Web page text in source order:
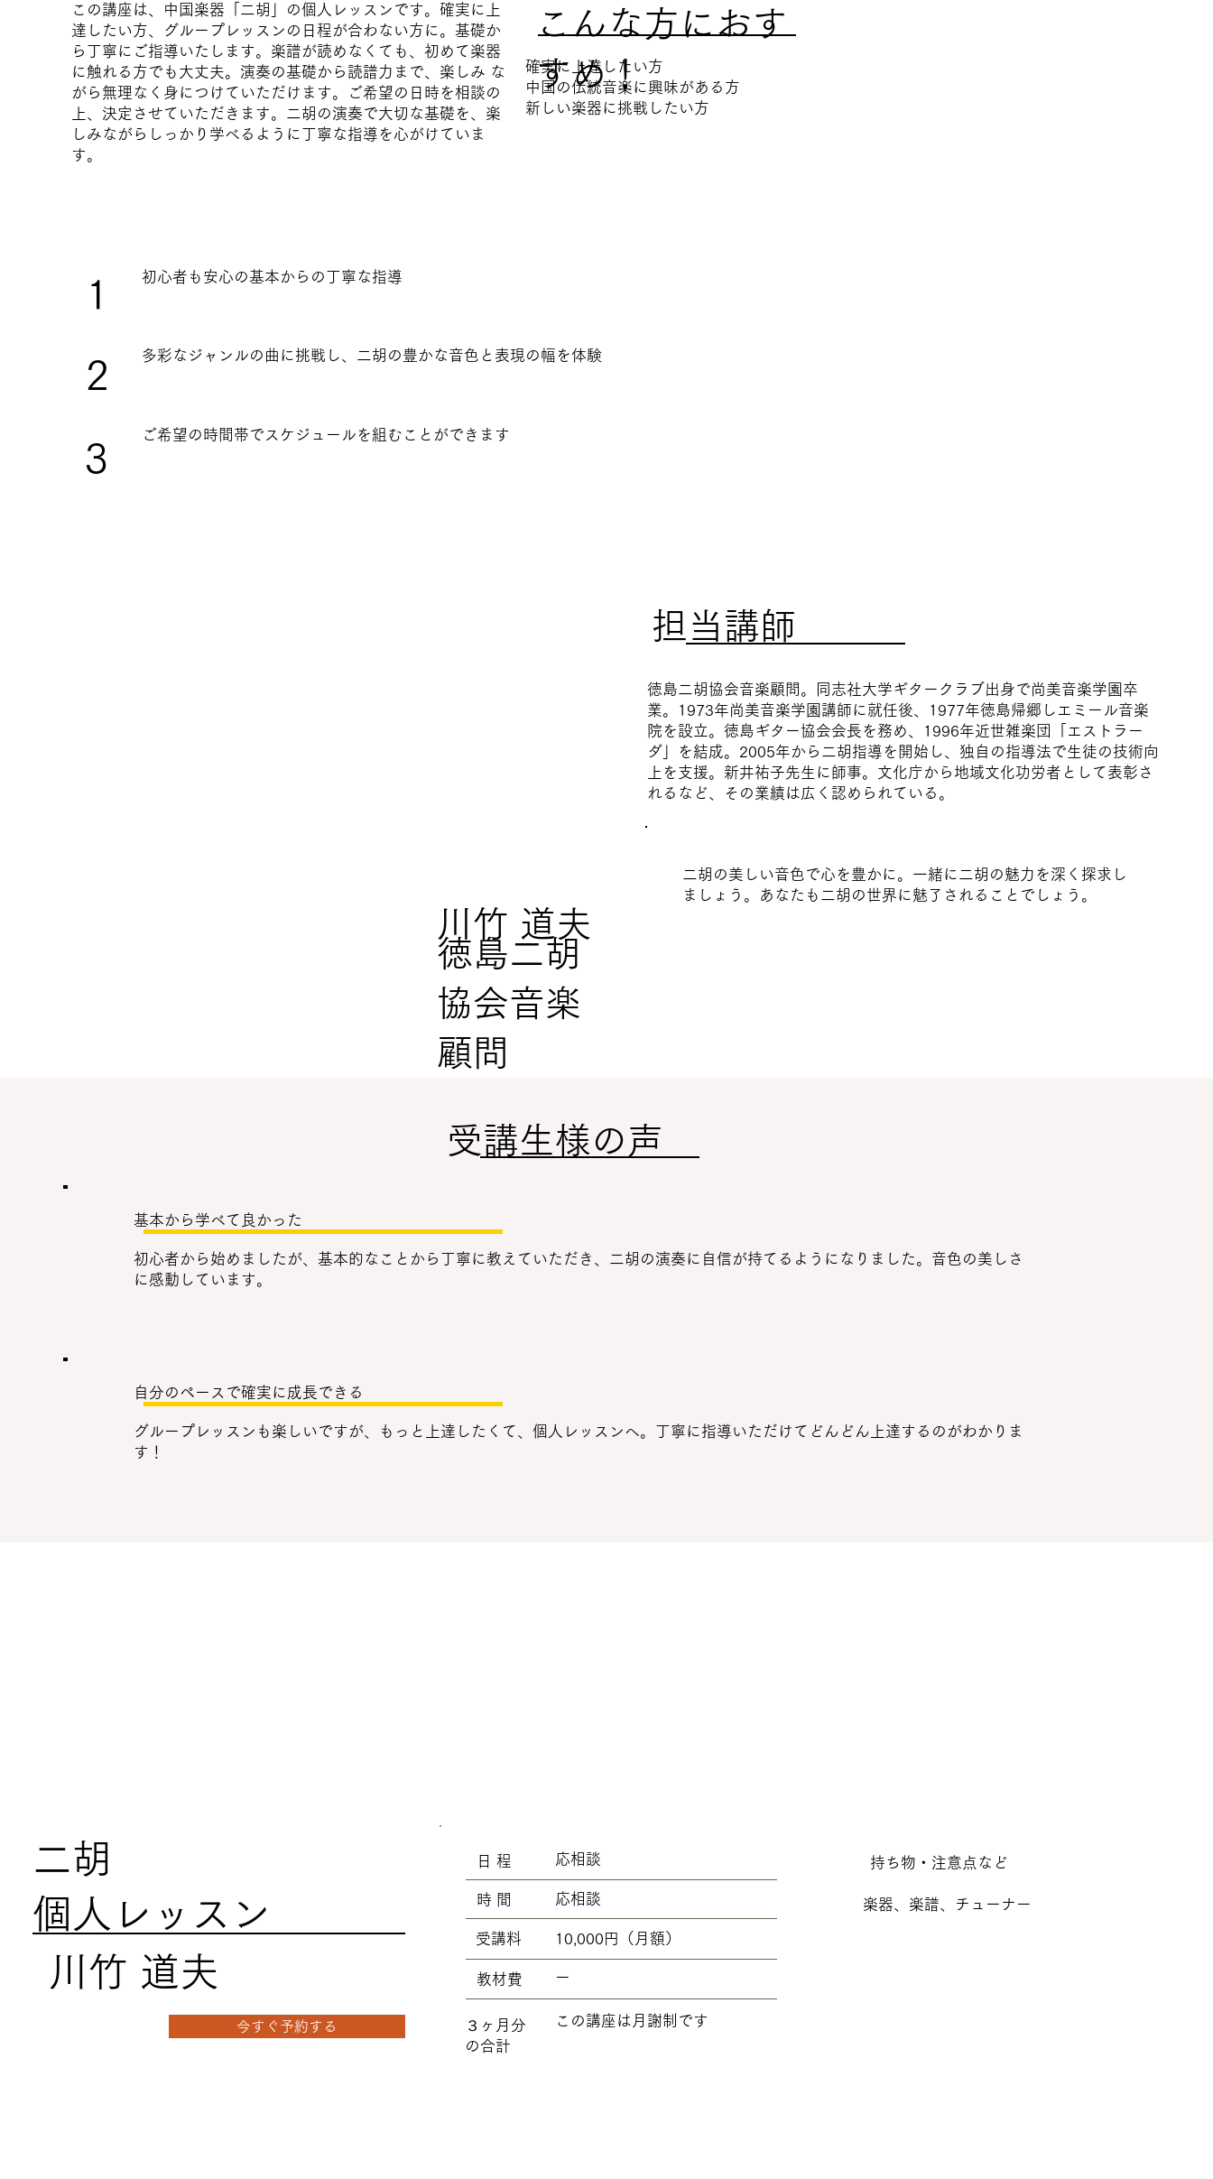
徳島二胡協会音楽顧問。同志社大学ギタークラブ出身で尚美音楽学園卒
業。1973年尚美音楽学園講師に就任後、1977年徳島帰郷しエミール音楽
院を設立。徳島ギター協会会長を務め、1996年近世雑楽団「エストラー
ダ」を結成。2005年から二胡指導を開始し、独自の指導法で生徒の技術向
上を支援。新井祐子先生に師事。文化庁から地域文化功労者として表彰さ
れるなど、その業績は広く認められている。
担当講師
川竹 道夫
二胡の美しい音色で心を豊かに。一緒に二胡の魅力を深く探求し
ましょう。あなたも二胡の世界に魅了されることでしょう。
徳島二胡
協会音楽
顧問
この講座は、中国楽器「二胡」の個人レッスンです。確実に上
達したい方、グループレッスンの日程が合わない方に。基礎か
ら丁寧にご指導いたします。楽譜が読めなくても、初めて楽器
に触れる方でも大丈夫。演奏の基礎から読譜力まで、楽しみ な
がら無理なく身につけていただけます。ご希望の日時を相談の
上、決定させていただきます。二胡の演奏で大切な基礎を、楽
しみながらしっかり学べるように丁寧な指導を心がけていま
す。
初心者も安心の基本からの丁寧な指導
ご希望の時間帯でスケジュールを組むことができます
多彩なジャンルの曲に挑戦し、二胡の豊かな音色と表現の幅を体験
1
2
3
​こんな方におす
すめ！
確実に上達したい方
中国の伝統音楽に興味がある方
新しい楽器に挑戦したい方
初心者から始めましたが、基本的なことから丁寧に教えていただき、二胡の演奏に自信が持てるようになりました。音色の美しさ
に感動しています。
基本から学べて良かった
​受講生様の声
グループレッスンも楽しいですが、もっと上達したくて、個人レッスンへ。丁寧に指導いただけてどんどん上達するのがわかりま
す！
自分のペースで確実に成長できる
二胡
個人レッスン
​日 程
​受講料
​教材費
​３ヶ月分
の合計
応相談
10,000円（月額）
ー
この講座は月謝制です
​時 間 応相談
川竹 道夫
今すぐ予約する
楽器、楽譜、チューナー
​持ち物・注意点など